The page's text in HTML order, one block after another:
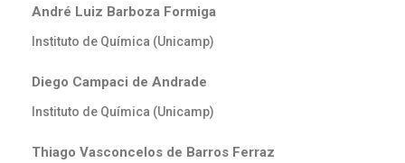
André Luiz Barboza Formiga
Instituto de Química (Unicamp)
Diego Campaci de Andrade
Instituto de Química (Unicamp)
Thiago Vasconcelos de Barros Ferraz